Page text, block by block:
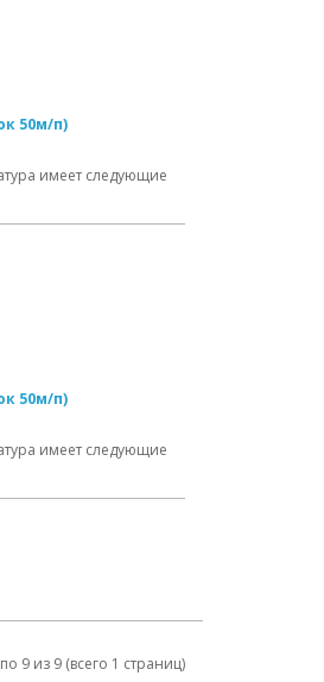
50м/п)
имеет следующие
50м/п)
имеет следующие
9 из 9 (всего 1 страниц)